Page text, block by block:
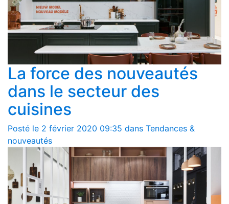
La force des nouveautés
dans le secteur des
cuisines
Posté le 2 février 2020 09:35 dans Tendances &
nouveautés